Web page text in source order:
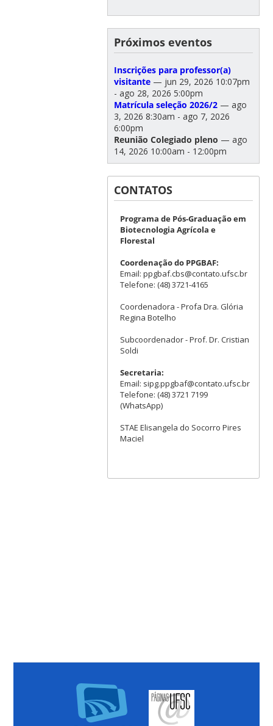
Próximos eventos
Inscrições para professor(a)
visitante— jun 29, 2026 10:07pm
- ago 28, 2026 5:00pm
Matrícula seleção 2026/2— ago
3, 2026 8:30am - ago 7, 2026
6:00pm
Reunião Colegiado pleno — ago
14, 2026 10:00am - 12:00pm
CONTATOS
Programa de Pós-Graduação em
Biotecnologia Agrícola e
Florestal
Coordenação do PPGBAF:
Email: ppgbaf.cbs@contato.ufsc.br
Telefone: (48) 3721-4165
Coordenadora - Profa Dra. Glória
Regina Botelho
Subcoordenador - Prof. Dr. Cristian
Soldi
Secretaria:
Email: sipg.ppgbaf@contato.ufsc.br
Telefone: (48) 3721 7199
(WhatsApp)
STAE Elisangela do Socorro Pires
Maciel